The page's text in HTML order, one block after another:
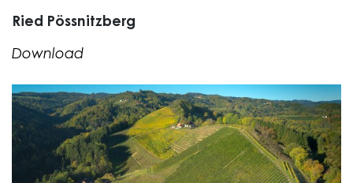
Ried Pössnitzberg
Download